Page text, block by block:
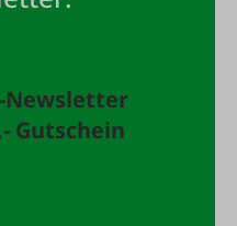
Newsletter
Gutschein